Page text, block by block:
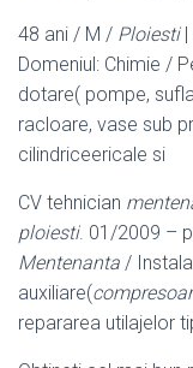
48 ani / M / Ploiesti|
Domeniul: Chimie /
dotare( pompe,
racloare, vase sub
cilindriceericale si
CV tehnician
ploiesti. 01/2009 –
Mentenanta /
auxiliare(
repararea utilajelor